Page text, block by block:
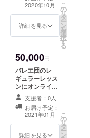
ため、メールに
てご連絡いたし
ます。必ず、
2020年10月
詳細を見る
こ
の
リ
タ
ー
ン
を
選
択
す
る
50,000円
バレエ団のレ
ギュラーレッス
ンにオンライン
にて１回に限り
ご参加いただけ
ます。 また、ご
参加頂いた方々
に芸術監督より
アドバイスシー
支援者：0人
お届け予定：
2021年01月
詳細を見る
こ
の
リ
タ
ー
ン